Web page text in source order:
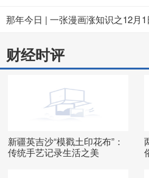
那年今日 | 一张漫画涨知识之12月1
财经时评
新疆英吉沙“模戳土印花布”：
传统手艺记录生活之美